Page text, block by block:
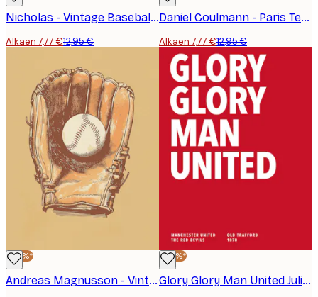
Nicholas - Vintage Baseballtähti Juliste
Alkaen 7,77 €12,95 €
Daniel Coulmann - Paris Tennis Graafinen Juliste
Alkaen 7,77 €12,95 €
-40%*
Andreas Magnusson - Vintage Baseball-hanska ja Pallo Juliste
-40%*
Glory Glory Man United Juliste